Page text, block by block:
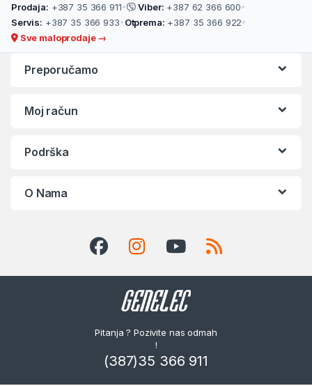
Prodaja: +387 35 366 911• Viber: +387 62 366 600•
Servis: +387 35 366 933• Otprema: +387 35 366 922•
Sve maloprodaje →
Preporučamo
Moj račun
Podrška
O Nama
Pitanja ? Pozivite nas odmah
!
(387)35 366 911